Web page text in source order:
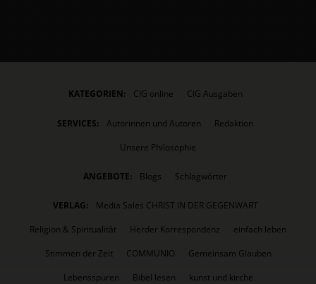
KATEGORIEN: CIG online CIG Ausgaben
SERVICES: Autorinnen und Autoren
Redaktion
Unsere Philosophie
ANGEBOTE: Blogs Schlagwörter
VERLAG:
Media Sales CHRIST IN DER GEGENWART
Religion & Spiritualität
Herder Korrespondenz
einfach leben
Stimmen der Zeit
COMMUNIO
Gemeinsam Glauben
Lebensspuren
Bibel lesen kunst und kirche